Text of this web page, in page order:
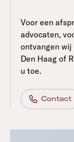
Voor een
advocaten,
ontvangen wij
Den Haag of
u toe.
Contact